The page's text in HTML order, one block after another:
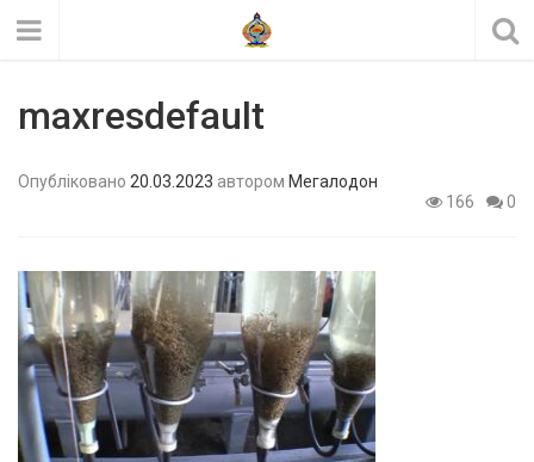
maxresdefault
Опубліковано 20.03.2023 автором Мегалодон
166
0